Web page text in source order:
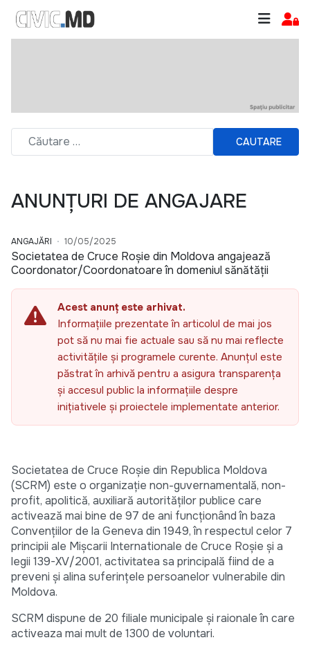
CAUTARE
ANUNȚURI DE ANGAJARE
ANGAJĂRI 10/05/2025
Societatea de Cruce Roșie din Moldova angajează
Coordonator/Coordonatoare în domeniul sănătății
Acest anunț este arhivat.
Informațiile prezentate în articolul de mai jos
pot să nu mai fie actuale sau să nu mai reflecte
activitățile și programele curente. Anunțul este
păstrat în arhivă pentru a asigura transparența
și accesul public la informațiile despre
inițiativele și proiectele implementate anterior.
Societatea de Cruce Roşie din Republica Moldova
(SCRM) este o organizație non-guvernamentală, non-
profit, apolitică, auxiliară autorităților publice care
activează mai bine de 97 de ani funcţionând în baza
Convenţiilor de la Geneva din 1949, în respectul celor 7
principii ale Mișcarii Internationale de Cruce Roșie și a
legii 139-XV/2001, activitatea sa principală fiind de a
preveni şi alina suferințele persoanelor vulnerabile din
Moldova.
SCRM dispune de 20 filiale municipale și raionale în care
activeaza mai mult de 1300 de voluntari.